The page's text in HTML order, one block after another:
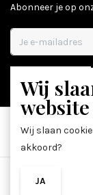
Abonneer je op
ABONNEER
Algemene
Wij
Wij slaan
akkoord?
JA